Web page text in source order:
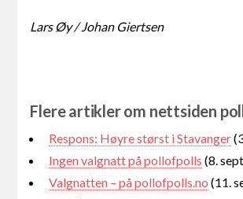
Lars Øy / Johan Giertsen
Flere artikler om nettsiden
Respons: Høyre størst i Stavanger
Ingen valgnatt på pollofpolls (8.
Valgnatten – på pollofpolls.no (11.